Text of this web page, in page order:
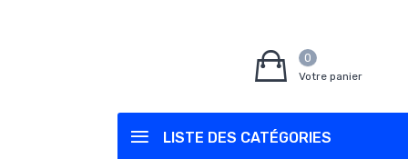
LISTE DES CATÉGORIES
0
Votre panier